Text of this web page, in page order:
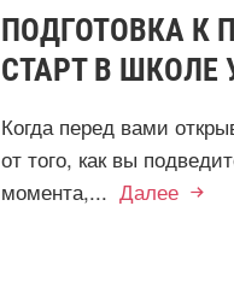
ПОДГОТОВКА К
СТАРТ В
Когда перед вами
от того, как вы
момента,... Далее